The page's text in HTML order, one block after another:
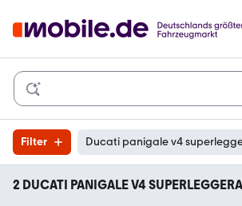
Filter Ducati panigale v4
2 DUCATI PANIGALE V4 SUPERLEGGERA